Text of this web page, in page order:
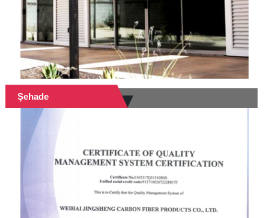
Şehade